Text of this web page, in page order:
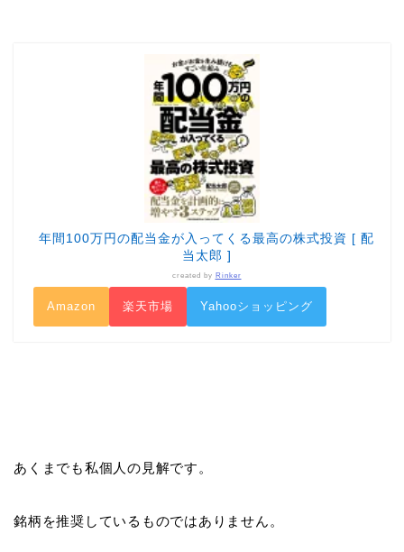
年間100万円の配当金が入ってくる最高の株式投資 [ 配
当太郎 ]
created by Rinker
Amazon 楽天市場 Yahooショッピング
あくまでも私個人の見解です。
銘柄を推奨しているものではありません。